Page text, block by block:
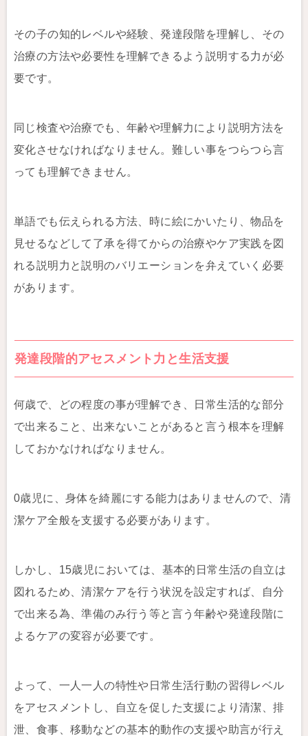
その子の知的レベルや経験、発達段階を理解し、その
治療の方法や必要性を理解できるよう説明する力が必
要です。
同じ検査や治療でも、年齢や理解力により説明方法を
変化させなければなりません。難しい事をつらつら言
っても理解できません。
単語でも伝えられる方法、時に絵にかいたり、物品を
見せるなどして了承を得てからの治療やケア実践を図
れる説明力と説明のバリエーションを弁えていく必要
があります。
発達段階的アセスメント力と生活支援
何歳で、どの程度の事が理解でき、日常生活的な部分
で出来ること、出来ないことがあると言う根本を理解
しておかなければなりません。
0歳児に、身体を綺麗にする能力はありませんので、清
潔ケア全般を支援する必要があります。
しかし、15歳児においては、基本的日常生活の自立は
図れるため、清潔ケアを行う状況を設定すれば、自分
で出来る為、準備のみ行う等と言う年齢や発達段階に
よるケアの変容が必要です。
よって、一人一人の特性や日常生活行動の習得レベル
をアセスメントし、自立を促した支援により清潔、排
泄、食事、移動などの基本的動作の支援や助言が行え